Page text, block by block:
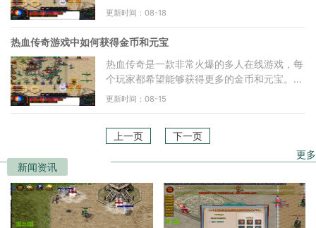
前排的重要角色，他们能够抵挡大量的伤害，
更新时间：08-18
热血传奇游戏中如何获得金币和元宝
热血传奇是一款非常火爆的多人在线游戏，每
个玩家都希望能够获得更多的金币和元宝。金
币和元宝是非常重要的游戏货币，可以帮助玩
更新时间：08-15
上一页 下一页
新闻资讯
更多